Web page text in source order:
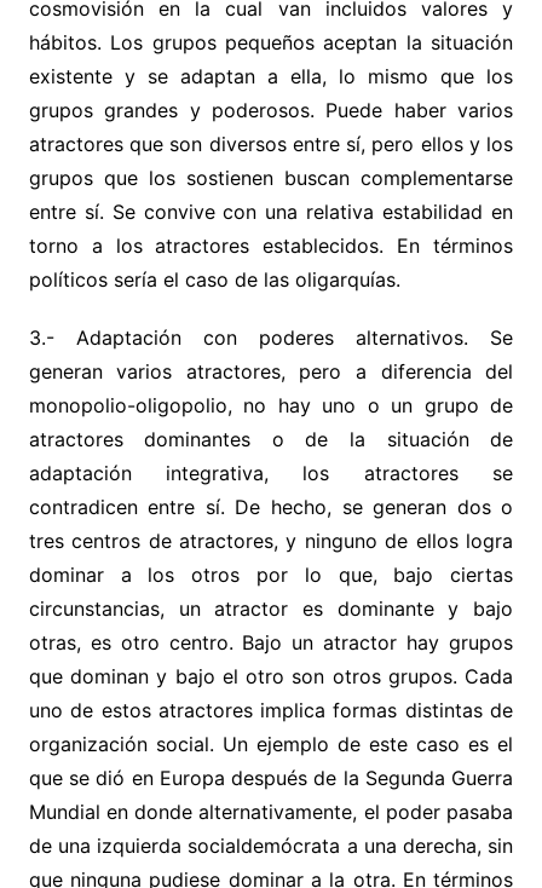
cosmovisión en la cual van incluidos valores y
hábitos. Los grupos pequeños aceptan la situación
existente y se adaptan a ella, lo mismo que los
grupos grandes y poderosos. Puede haber varios
atractores que son diversos entre sí, pero ellos y los
grupos que los sostienen buscan complementarse
entre sí. Se convive con una relativa estabilidad en
torno a los atractores establecidos. En términos
políticos sería el caso de las oligarquías.
3.- Adaptación con poderes alternativos. Se
generan varios atractores, pero a diferencia del
monopolio-oligopolio, no hay uno o un grupo de
atractores dominantes o de la situación de
adaptación integrativa, los atractores se
contradicen entre sí. De hecho, se generan dos o
tres centros de atractores, y ninguno de ellos logra
dominar a los otros por lo que, bajo ciertas
circunstancias, un atractor es dominante y bajo
otras, es otro centro. Bajo un atractor hay grupos
que dominan y bajo el otro son otros grupos. Cada
uno de estos atractores implica formas distintas de
organización social. Un ejemplo de este caso es el
que se dió en Europa después de la Segunda Guerra
Mundial en donde alternativamente, el poder pasaba
de una izquierda socialdemócrata a una derecha, sin
que ninguna pudiese dominar a la otra. En términos